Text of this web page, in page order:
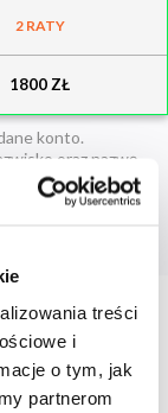
treści
i
o tym, jak
partnerom
2 RATY
1800 ZŁ
konto.
oraz nazwę